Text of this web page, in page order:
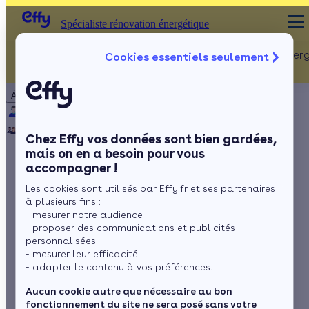
Cookies essentiels seulement
Chez Effy vos données sont bien gardées,
mais on en a besoin pour vous
accompagner !
Les cookies sont utilisés par Effy.fr et ses partenaires
à plusieurs fins :
- mesurer notre audience
- proposer des communications et publicités
personnalisées
- mesurer leur efficacité
- adapter le contenu à vos préférences.
Aucun cookie autre que nécessaire au bon
fonctionnement du site ne sera posé sans votre
À propos
Notre équipe
Rejoignez-nous Presse
Spécialiste rénovation énergétique Rénovation
Murs
Sols
Spécialiste rénovation énergétique
Poisson d’avril ! Les
idées reçues sur la
rénovation
énergétique